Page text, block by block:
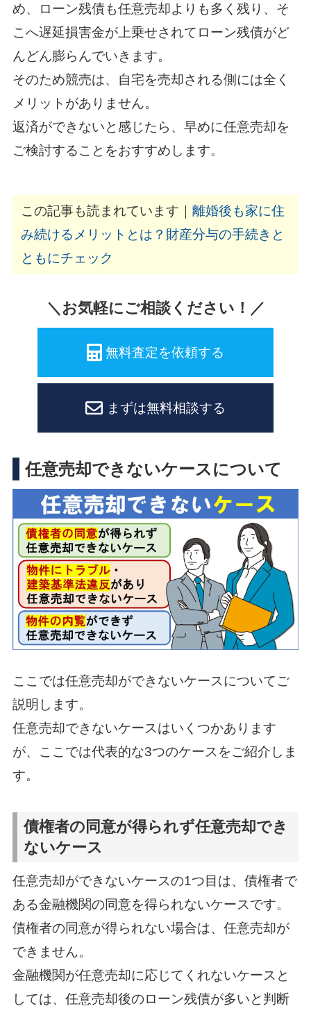
め、ローン残債も任意売却よりも多く残り、そ
こへ遅延損害金が上乗せされてローン残債がど
んどん膨らんでいきます。
そのため競売は、自宅を売却される側には全く
メリットがありません。
返済ができないと感じたら、早めに任意売却を
ご検討することをおすすめします。
この記事も読まれています｜ 離婚後も家に住
み続けるメリットとは？財産分与の手続きと
ともにチェック
＼お気軽にご相談ください！／
無料査定を依頼する
まずは無料相談する
任意売却できないケースについて
ここでは任意売却ができないケースについてご
説明します。
任意売却できないケースはいくつかあります
が、ここでは代表的な3つのケースをご紹介しま
す。
債権者の同意が得られず任意売却でき
ないケース
任意売却ができないケースの1つ目は、債権者で
ある金融機関の同意を得られないケースです。
債権者の同意が得られない場合は、任意売却が
できません。
金融機関が任意売却に応じてくれないケースと
しては、任意売却後のローン残債が多いと判断